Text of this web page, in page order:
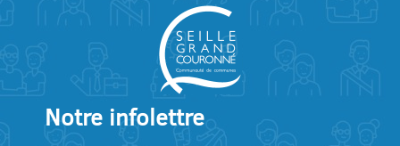
Notre infolettre